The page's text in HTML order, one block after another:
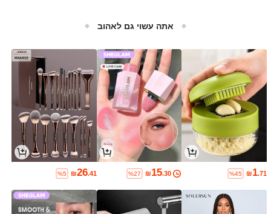
אתה עשוי גם לאהוב
₪1.71
%45
₪15.30
%27
₪26.41
%5